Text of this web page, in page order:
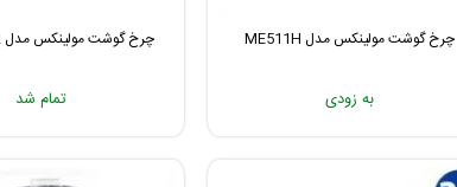
چرخ گوشت مولینکس مدل ME511H
به زودی
چرخ گوشت مولینکس مدل ME620132
تمام شد